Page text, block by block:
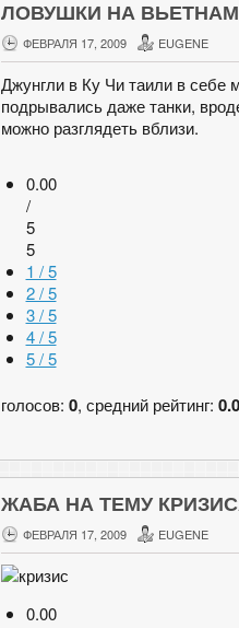
ЛОВУШКИ НА
ФЕВРАЛЯ 17, 2009 EUGENE
Джунгли в Ку Чи таили в себе
подрывались даже танки,
можно разглядеть вблизи.
0.00
/
5
5
1 / 5
2 / 5
3 / 5
4 / 5
5 / 5
голосов: 0, средний рейтинг:
ЖАБА НА ТЕМУ
ФЕВРАЛЯ 17, 2009 EUGENE
0.00